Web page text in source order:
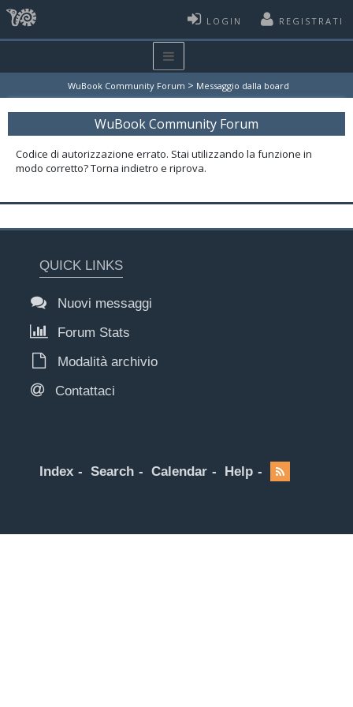
LOGIN REGISTRATI
WuBook Community Forum > Messaggio dalla board
WuBook Community Forum
Codice di autorizzazione errato. Stai utilizzando la funzione in
modo corretto? Torna indietro e riprova.
QUICK LINKS
Nuovi messaggi
Forum Stats
Modalità archivio
Contattaci
Index Search Calendar Help